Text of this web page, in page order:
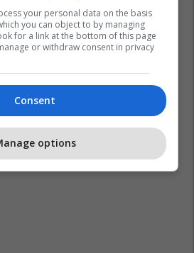
your personal data on the basis
you can object to by managing
for a link at the bottom of this page
or withdraw consent in privacy
Consent
options